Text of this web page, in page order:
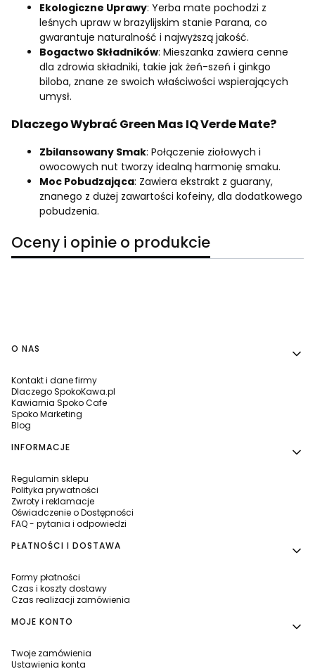
Ekologiczne Uprawy: Yerba mate pochodzi z
leśnych upraw w brazylijskim stanie Parana, co
gwarantuje naturalność i najwyższą jakość.
Bogactwo Składników: Mieszanka zawiera cenne
dla zdrowia składniki, takie jak żeń-szeń i ginkgo
biloba, znane ze swoich właściwości wspierających
umysł.
Dlaczego Wybrać Green Mas IQ Verde Mate?
Zbilansowany Smak: Połączenie ziołowych i
owocowych nut tworzy idealną harmonię smaku.
Moc Pobudzająca: Zawiera ekstrakt z guarany,
znanego z dużej zawartości kofeiny, dla dodatkowego
pobudzenia.
Oceny i opinie o produkcie
Linki w stopce
O NAS
Kontakt i dane firmy
Dlaczego SpokoKawa.pl
Kawiarnia Spoko Cafe
Spoko Marketing
Blog
INFORMACJE
Regulamin sklepu
Polityka prywatności
Zwroty i reklamacje
Oświadczenie o Dostępności
FAQ - pytania i odpowiedzi
PŁATNOŚCI I DOSTAWA
Formy płatności
Czas i koszty dostawy
Czas realizacji zamówienia
MOJE KONTO
Twoje zamówienia
Ustawienia konta